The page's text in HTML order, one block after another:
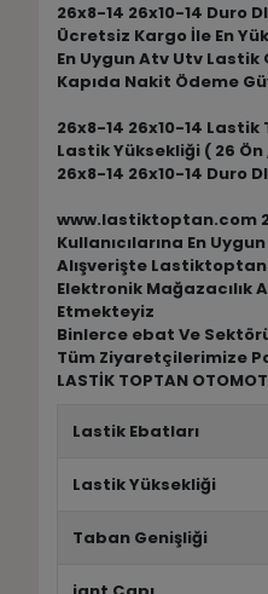
26x8-14 26x10-14 Duro
Ücretsiz Kargo İle En
En Uygun Atv Utv
Kapıda Nakit Ödeme
26x8-14 26x10-14
Lastik Yüksekliği ( 26
26x8-14 26x10-14 Duro
www.lastiktoptan.com
Kullanıcılarına En
Alışverişte
Elektronik Mağazacılık
Etmekteyiz
Binlerce ebat Ve
Tüm Ziyaretçilerimize
LASTİK TOPTAN
Lastik Ebatları
Lastik Yüksekliği
Taban Genişliği